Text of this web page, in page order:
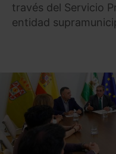
través del Servicio
entidad